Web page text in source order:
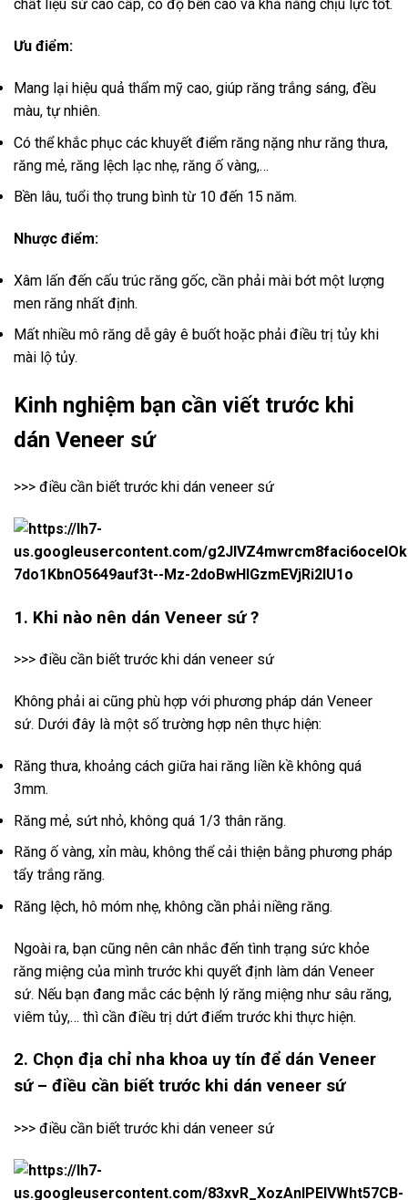
chất liệu sứ cao cấp, có độ bền cao và khả năng chịu lực tốt.
Ưu điểm:
Mang lại hiệu quả thẩm mỹ cao, giúp răng trắng sáng, đều
màu, tự nhiên.
Có thể khắc phục các khuyết điểm răng nặng như răng thưa,
răng mẻ, răng lệch lạc nhẹ, răng ố vàng,…
Bền lâu, tuổi thọ trung bình từ 10 đến 15 năm.
Nhược điểm:
Xâm lấn đến cấu trúc răng gốc, cần phải mài bớt một lượng
men răng nhất định.
Mất nhiều mô răng dễ gây ê buốt hoặc phải điều trị tủy khi
mài lộ tủy.
Kinh nghiệm bạn cần viết trước khi
dán Veneer sứ
>>> điều cần biết trước khi dán veneer sứ
1. Khi nào nên dán Veneer sứ ?
>>> điều cần biết trước khi dán veneer sứ
Không phải ai cũng phù hợp với phương pháp dán Veneer
sứ. Dưới đây là một số trường hợp nên thực hiện:
Răng thưa, khoảng cách giữa hai răng liền kề không quá
3mm.
Răng mẻ, sứt nhỏ, không quá 1/3 thân răng.
Răng ố vàng, xỉn màu, không thể cải thiện bằng phương pháp
tẩy trắng răng.
Răng lệch, hô móm nhẹ, không cần phải niềng răng.
Ngoài ra, bạn cũng nên cân nhắc đến tình trạng sức khỏe
răng miệng của mình trước khi quyết định làm dán Veneer
sứ. Nếu bạn đang mắc các bệnh lý răng miệng như sâu răng,
viêm tủy,… thì cần điều trị dứt điểm trước khi thực hiện.
2. Chọn địa chỉ nha khoa uy tín để dán Veneer
sứ – điều cần biết trước khi dán veneer sứ
>>> điều cần biết trước khi dán veneer sứ